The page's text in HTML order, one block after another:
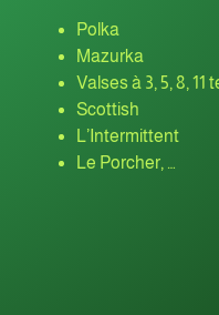
Polka
Mazurka
Valses à 3, 5, 8, 11
Scottish
L’Intermittent
Le Porcher, …